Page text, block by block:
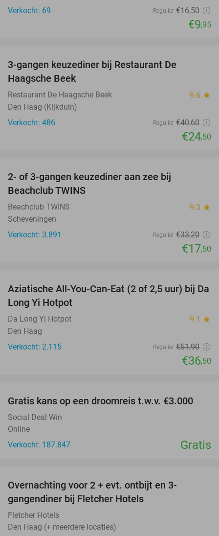
Verkocht: 69
Regulier €16,50
€9,95
3-gangen keuzediner bij Restaurant De
Haagsche Beek
Restaurant De Haagsche Beek 9.6 star
Den Haag (Kijkduin)
Verkocht: 486
Regulier €40,60
€24,50
2- of 3-gangen keuzediner aan zee bij
Beachclub TWINS
Beachclub TWINS 9.3 star
Scheveningen
Verkocht: 3.891
Regulier €33,20
€17,50
30%
Aziatische All-You-Can-Eat (2 of 2,5 uur) bij Da
Long Yi Hotpot
Da Long Yi Hotpot 9.1 star
Den Haag
Verkocht: 2.115
Regulier €51,90
€36,50
Gratis kans op een droomreis t.w.v. €3.000
Social Deal Win
Online
Verkocht: 187.847
Gratis
Overnachting voor 2 + evt. ontbijt en 3-
gangendiner bij Fletcher Hotels
Fletcher Hotels
Den Haag (+ meerdere locaties)